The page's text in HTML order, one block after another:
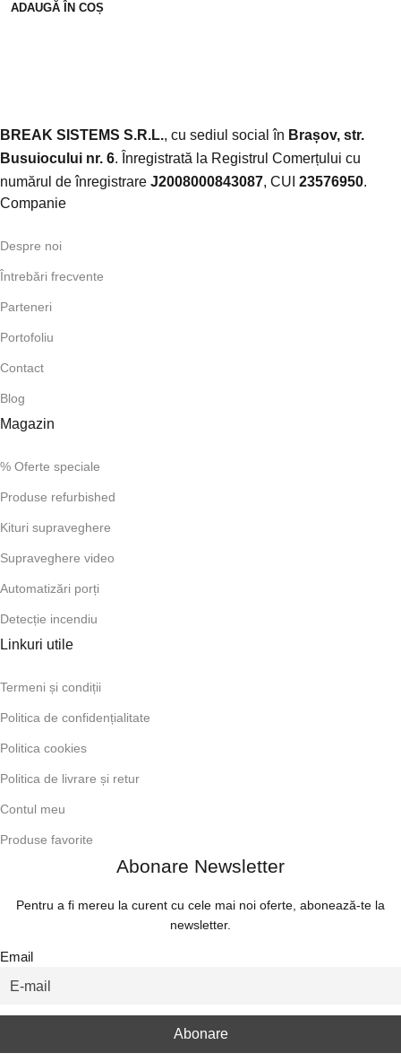
ADAUGĂ ÎN COȘ
BREAK SISTEMS S.R.L., cu sediul social în Brașov, str.
Busuiocului nr. 6. Înregistrată la Registrul Comerțului cu
numărul de înregistrare J2008000843087, CUI 23576950.​
Companie
Despre noi
Întrebări frecvente
Parteneri
Portofoliu
Contact
Blog
Magazin
% Oferte speciale
Produse refurbished
Kituri supraveghere
Supraveghere video
Automatizări porți
Detecție incendiu
Linkuri utile
Termeni și condiții
Politica de confidențialitate
Politica cookies
Politica de livrare și retur
Contul meu
Produse favorite
Abonare Newsletter
Pentru a fi mereu la curent cu cele mai noi oferte, abonează-te la
newsletter.
Email